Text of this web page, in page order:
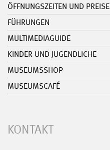
ÖFFNUNGSZEITEN UND PREISE
FÜHRUNGEN
MULTIMEDIAGUIDE
KINDER UND JUGENDLICHE
MUSEUMSSHOP
MUSEUMSCAFÉ
KONTAKT